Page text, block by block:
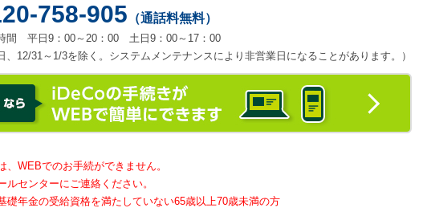
758-905 （通話料無料）
間 平日9：00～20：00 土日9：00～17：00
、12/31～1/3を除く。システムメンテナンスにより非営業日になることがあります。）
、WEBでのお手続ができません。
センターにご連絡ください。
年金の受給資格を満たしていない65歳以上70歳未満の方